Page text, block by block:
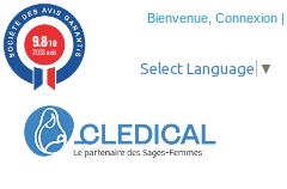
Bienvenue, Connexion |
Select Language ▼
9.8/10
2033 avis